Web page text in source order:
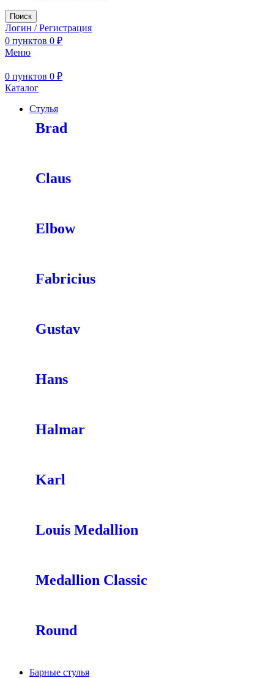
Поиск
Логин / Регистрация
0 пунктов 0 ₽
Меню
0 пунктов 0 ₽
Каталог
Стулья
Brad
Claus
Elbow
Fabricius
Gustav
Hans
Halmar
Karl
Louis Medallion
Medallion Classic
Round
Барные стулья